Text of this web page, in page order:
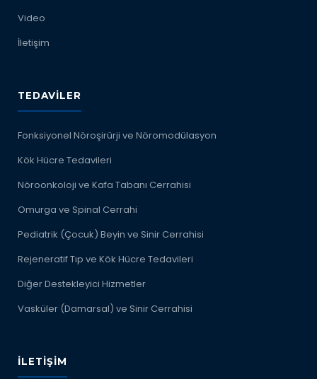
Video
İletişim
TEDAVILER
Fonksiyonel Nöroşirürji ve Nöromodülasyon
Kök Hücre Tedavileri
Nöroonkoloji ve Kafa Tabanı Cerrahisi
Omurga ve Spinal Cerrahi
Pediatrik (Çocuk) Beyin ve Sinir Cerrahisi
Rejeneratif Tıp ve Kök Hücre Tedavileri
Diğer Destekleyici Hizmetler
Vasküler (Damarsal) ve Sinir Cerrahisi
İLETIŞIM